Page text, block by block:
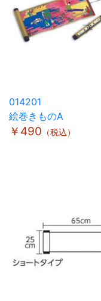
014201
絵巻きものA
￥490 （税込）